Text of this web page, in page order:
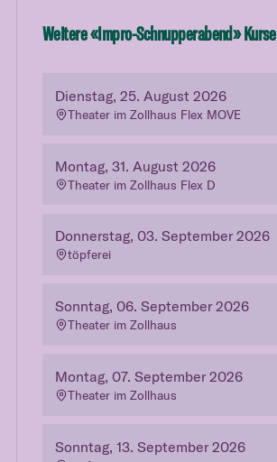
Weitere «Impro-Schnupperabend» Kurse
Dienstag, 25. August 2026
Theater im Zollhaus Flex MOVE
Montag, 31. August 2026
Theater im Zollhaus Flex D
Donnerstag, 03. September 2026
töpferei
Sonntag, 06. September 2026
Theater im Zollhaus
Montag, 07. September 2026
Theater im Zollhaus
Sonntag, 13. September 2026